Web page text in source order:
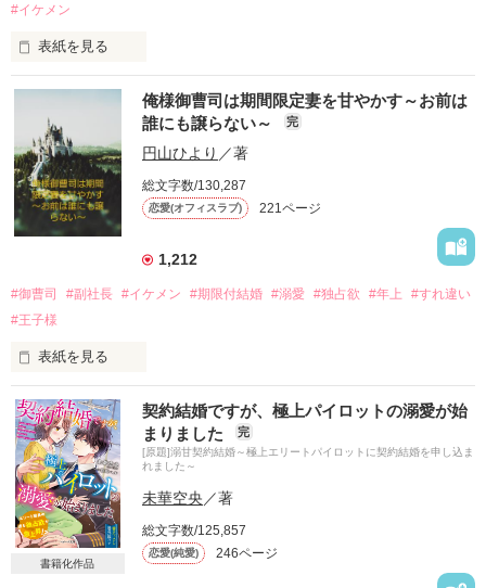
#イケメン
表紙を見る
憧れという名の恋に堕ち、想いをひた隠すこと五年
彼と過ごす最後の夜
意を決した私に、応えてくれた彼
あやまちの一夜に「愛してる」の言いわけを添えたら、それは
〝約束〟になりますか？
咲島三花（さきしまみか）　28歳
×
神崎京吾（かんざきけいご）　31歳
――半年経ったら迎えにくる。それまで、俺を待っていられる
か？――
けれど再会した彼は、大企業の社長になっていて……
【公開日：2018.11.26】
【完結日：2018.12.07】
俺様御曹司は期間限定妻を甘やかす～お前は
誰にも譲らない～
完
円山ひより ／著
総文字数/130,287
恋愛(オフィスラブ) 221ページ
1,212
#御曹司 #副社長 #イケメン #期限付結婚 #溺愛 #独占欲 #年上
#すれ違い
#王子様
表紙を見る
道木 詠菜（みちき えいな）
２８歳
日野原飲料株式会社 総務課 勤務
×
日野原 采斗（ひのはら あやと）
３１歳
日野原飲料株式会社 副社長
書籍化作品
契約結婚ですが、極上パイロットの溺愛が始
まりました
完
[原題]溺甘契約結婚～極上エリートパイロットに契約結婚を申し込ま
れました～
未華空央／著
総文字数/125,857
恋愛(純愛) 246ページ